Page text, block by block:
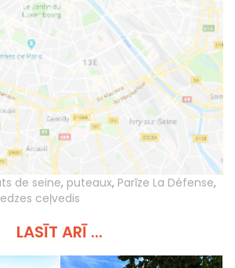
de seine, puteaux, Parīze La Défense,
ceļvedis
LASĪT ARĪ ...